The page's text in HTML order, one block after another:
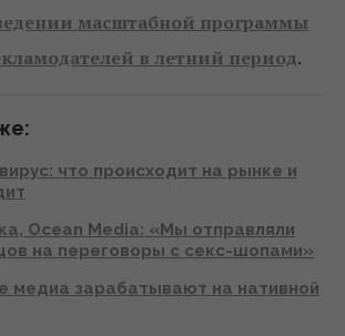
масштабной программы
в летний период.
что происходит на рынке и
Ocean Media: «Мы отправляли
на переговоры с секс-шопами»
медиа зарабатывают на нативной